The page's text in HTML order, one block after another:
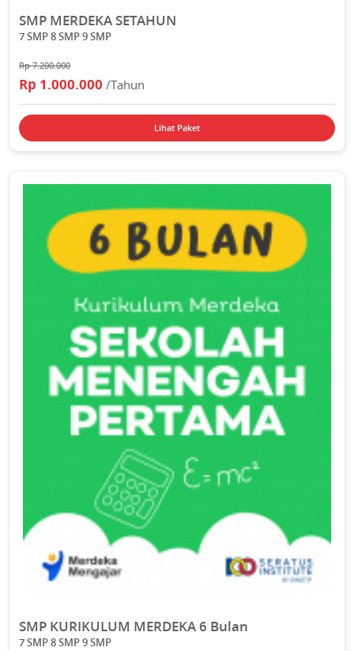
SMP MERDEKA SETAHUN
7 SMP 8 SMP 9 SMP
Rp 7.200.000
Rp 1.000.000/Tahun
Lihat Paket
SMP KURIKULUM MERDEKA 6 Bulan
7 SMP 8 SMP 9 SMP